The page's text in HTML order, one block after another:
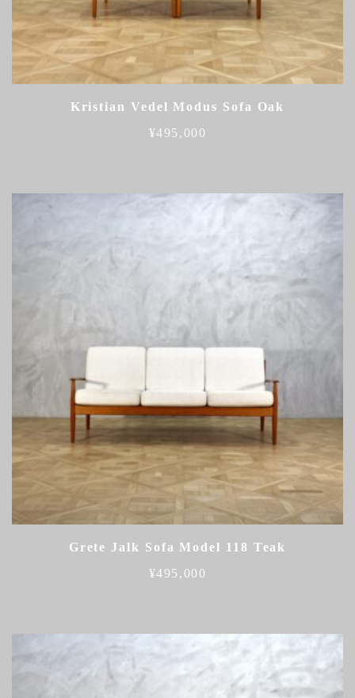
Kristian Vedel Modus Sofa Oak
¥495,000
Grete Jalk Sofa Model 118 Teak
¥495,000